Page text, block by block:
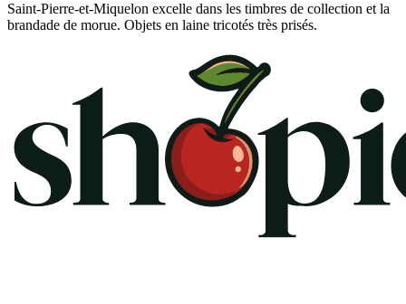
Saint-Pierre-et-Miquelon excelle dans les timbres de collection et la
brandade de morue. Objets en laine tricotés très prisés.